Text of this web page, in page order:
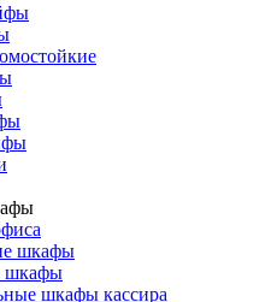
шкафы
шкафы
шкафы кассира